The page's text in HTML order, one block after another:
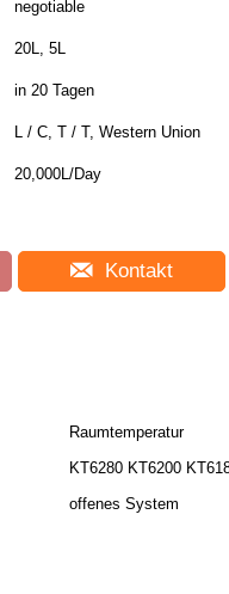
negotiable
20L, 5L
in 20 Tagen
L / C, T / T, Western Union
20,000L/Day
Kontakt
Raumtemperatur
KT6280 KT6200
offenes System